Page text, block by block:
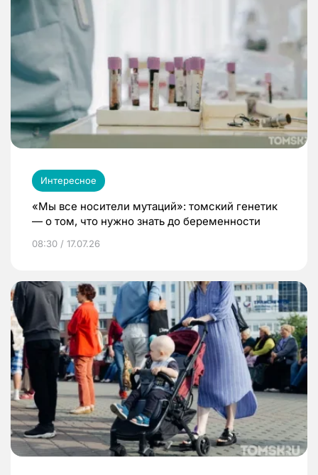
Интересное
«Мы все носители мутаций»: томский генетик
— о том, что нужно знать до беременности
08:30 / 17.07.26